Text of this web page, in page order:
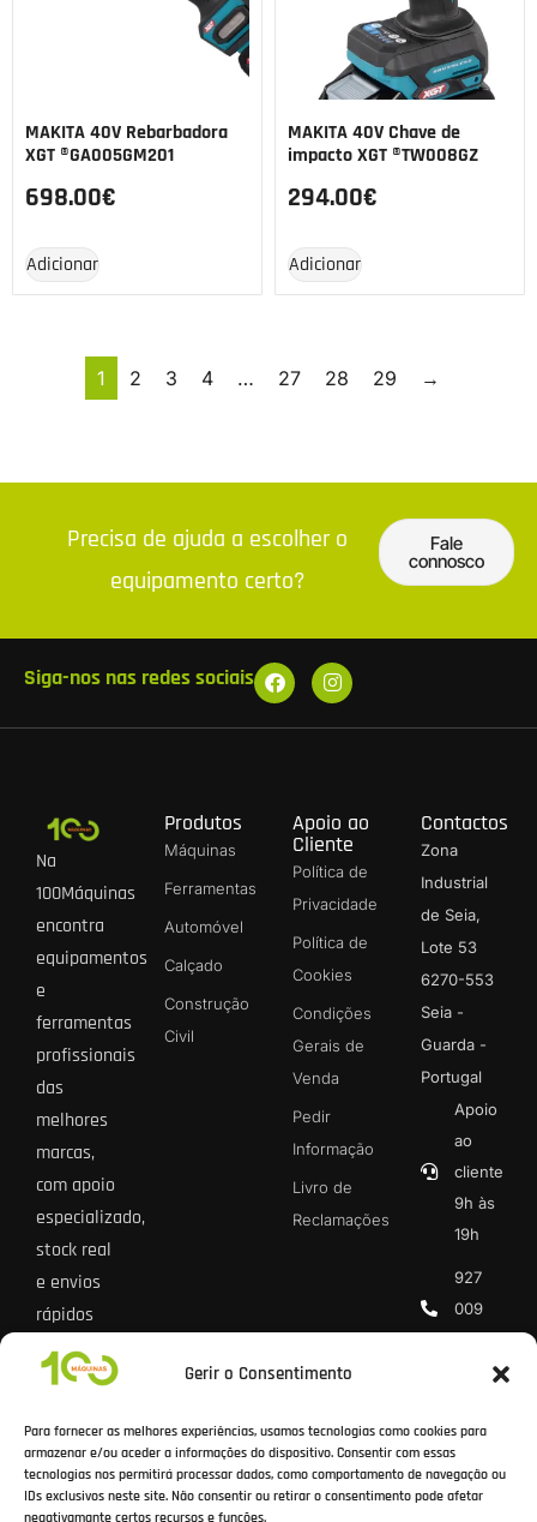
Gerir o Consentimento
Para fornecer as melhores experiências, usamos tecnologias como cookies para
armazenar e/ou aceder a informações do dispositivo. Consentir com essas
tecnologias nos permitirá processar dados, como comportamento de navegação ou
IDs exclusivos neste site. Não consentir ou retirar o consentimento pode afetar
negativamante certos recursos e funções.
MAKITA 40V Rebarbadora
XGT ®GA005GM201
698.00€
Adicionar
MAKITA 40V Chave de
impacto XGT ®TW008GZ
294.00€
Adicionar
1 2 3 4 … 27 28 29 →
Precisa de ajuda a escolher o
equipamento certo?
Fale
connosco
Siga-nos nas redes sociais
Na
100Máquinas
encontra
equipamentos
e
ferramentas
profissionais
das
melhores
marcas,
com apoio
especializado,
stock real
e envios
rápidos
para todo
o país.
Produtos
Máquinas
Ferramentas
Automóvel
Calçado
Construção
Civil
Apoio ao
Cliente
Política de
Privacidade
Política de
Cookies
Condições
Gerais de
Venda
Pedir
Informação
Livro de
Reclamações
Contactos
Zona
Industrial
de Seia,
Lote 53
6270-553
Seia -
Guarda -
Portugal
Apoio
ao
cliente
9h às
19h
927
009
rede móvel
nacional